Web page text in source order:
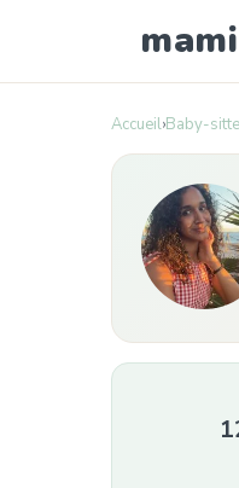
Accueil›Baby-